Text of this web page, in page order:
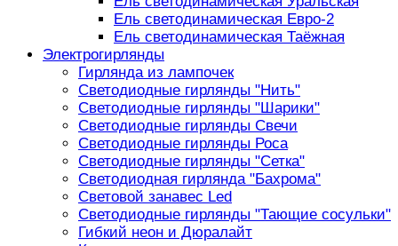
Ель светодинамическая Евро-2
Ель светодинамическая Таёжная
Электрогирлянды
Гирлянда из лампочек
Светодиодные гирлянды "Нить"
Светодиодные гирлянды "Шарики"
Светодиодные гирлянды Свечи
Светодиодные гирлянды Роса
Светодиодные гирлянды "Сетка"
Светодиодная гирлянда "Бахрома"
Световой занавес Led
Светодиодные гирлянды "Тающие сосульки"
Гибкий неон и Дюралайт